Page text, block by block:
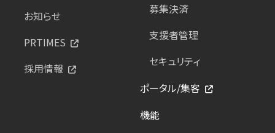
お知らせ
PRTIMES
採用情報
募集決済
支援者管理
セキュリティ
ポータル/集客
機能